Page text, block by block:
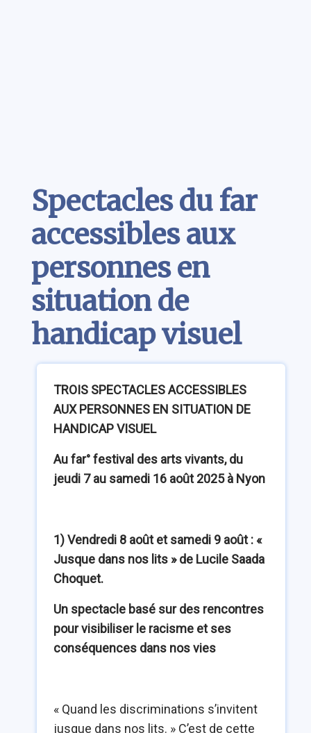
Spectacles du far
accessibles aux
personnes en
situation de
handicap visuel
TROIS SPECTACLES ACCESSIBLES
AUX PERSONNES EN SITUATION DE
HANDICAP VISUEL
Au far° festival des arts vivants, du
jeudi 7 au samedi 16 août 2025 à Nyon
1) Vendredi 8 août et samedi 9 août : «
Jusque dans nos lits » de Lucile Saada
Choquet.
Un spectacle basé sur des rencontres
pour visibiliser le racisme et ses
conséquences dans nos vies
« Quand les discriminations s’invitent
jusque dans nos lits. » C’est de cette